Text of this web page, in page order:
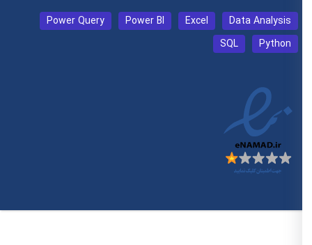
Data Analysis
Excel
Power BI
Power Query
Python
SQL